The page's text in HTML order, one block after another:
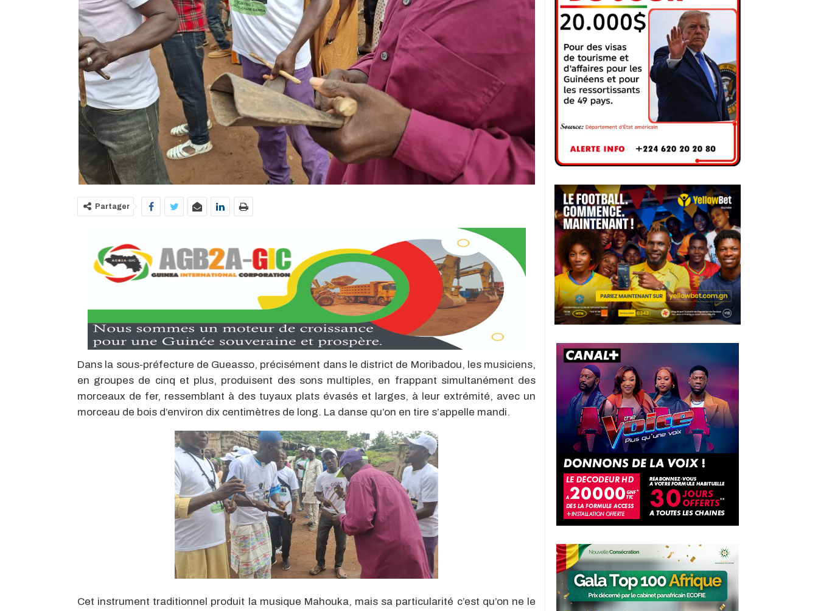
Partager
Dans la sous-préfecture de Gueasso, précisément dans le district de Moribadou, les musiciens,
en groupes de cinq et plus, produisent des sons multiples, en frappant simultanément des
morceaux de fer, ressemblant à des tuyaux plats évasés et larges, à leur extrémité, avec un
morceau de bois d’environ dix centimètres de long. La danse qu’on en tire s’appelle mandi.
Cet instrument traditionnel produit la musique Mahouka, mais sa particularité c’est qu’on ne le